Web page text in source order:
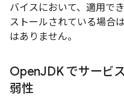
バイスにおいて、適用で
ストールされている場合
はありません。
OpenJDK でサービ
弱性